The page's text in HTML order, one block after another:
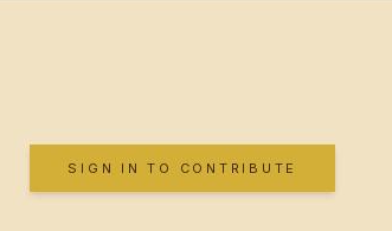
SIGN IN TO CONTRIBUTE